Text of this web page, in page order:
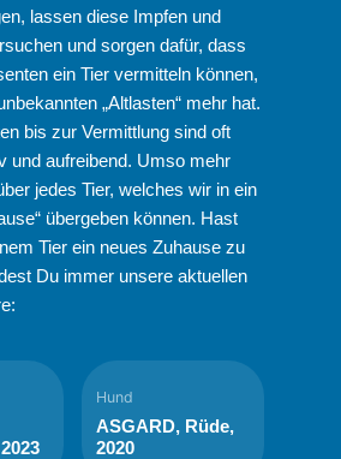
lassen diese Impfen und
und sorgen dafür, dass
ein Tier vermitteln können,
„Altlasten“ mehr hat.
bis zur Vermittlung sind oft
und aufreibend. Umso mehr
jedes Tier, welches wir in ein
übergeben können. Hast
Tier ein neues Zuhause zu
Du immer unsere aktuellen
Hund
ASGARD, Rüde,
2020